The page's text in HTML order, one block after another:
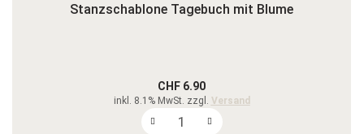
Stanzschablone Tagebuch mit Blume
CHF 6.90
inkl. 8.1% MwSt. zzgl. Versand